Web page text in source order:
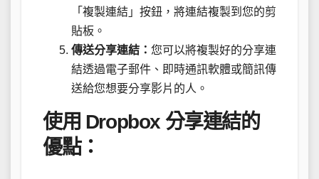
「複製連結」按鈕，將連結複製到您的剪
貼板。
傳送分享連結： 您可以將複製好的分享連
結透過電子郵件、即時通訊軟體或簡訊傳
送給您想要分享影片的人。
使用 Dropbox 分享連結的
優點：